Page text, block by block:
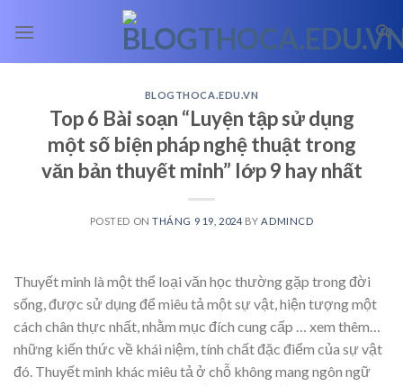
BLOGTHOCA.EDU.VN
Top 6 Bài soạn “Luyện tập sử dụng
một số biện pháp nghệ thuật trong
văn bản thuyết minh” lớp 9 hay nhất
POSTED ONTHÁNG 9 19, 2024 BY ADMINCD
Thuyết minh là một thể loại văn học thường gặp trong đời
sống, được sử dụng để miêu tả một sự vật, hiện tượng một
cách chân thực nhất, nhằm mục đích cung cấp
… xem thêm…
những kiến thức về khái niệm, tính chất đặc điểm của sự vật
đó. Thuyết minh khác miêu tả ở chỗ không mang ngôn ngữ